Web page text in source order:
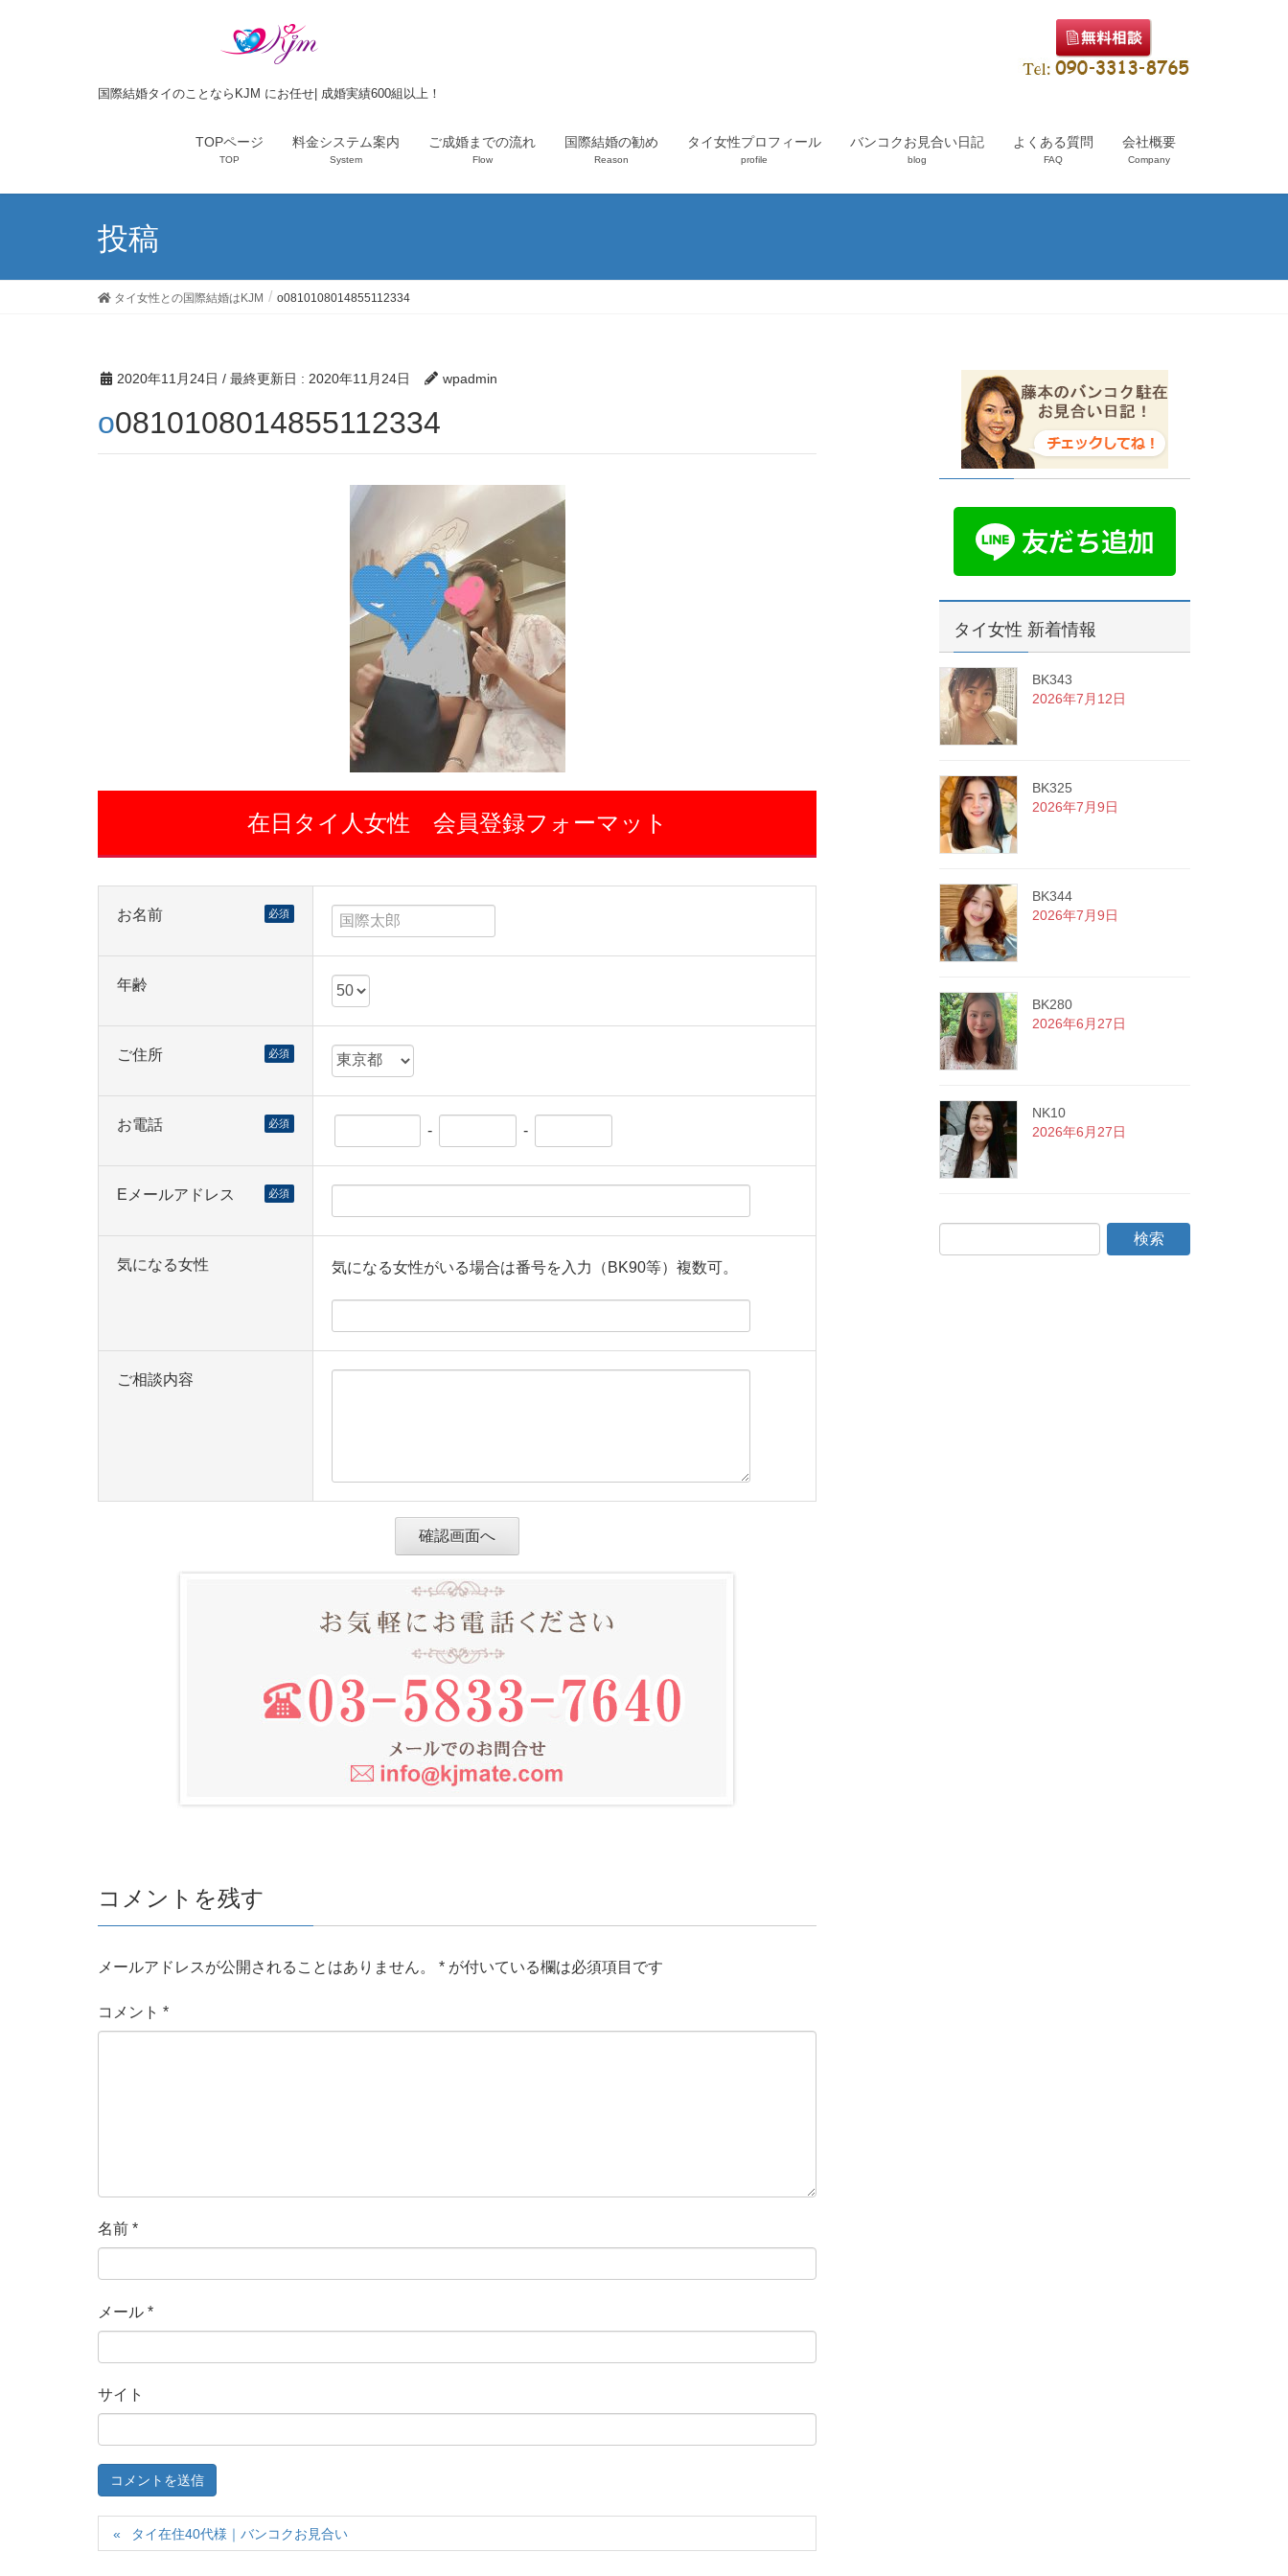
国際結婚タイのことならKJM にお任せ| 成婚実績600組以上！
TOPページ
TOP
料金システム案内
System
ご成婚までの流れ
Flow
国際結婚の勧め
Reason
タイ女性プロフィール
profile
バンコクお見合い日記
blog
よくある質問
FAQ
会社概要
Company
投稿
タイ女性との国際結婚はKJM o0810108014855112334
2020年11月24日 / 最終更新日 : 2020年11月24日 wpadmin
o0810108014855112334
在日タイ人女性 会員登録フォーマット
お名前 必須
年齢
ご住所 必須
お電話 必須 - -
Eメールアドレス 必須
気になる女性 気になる女性がいる場合は番号を入力（BK90等）複数可。
ご相談内容
コメントを残す
メールアドレスが公開されることはありません。 * が付いている欄は必須項目です
コメント *
名前 *
メール *
サイト
タイ在住40代様｜バンコクお見合い
タイ女性 新着情報
BK343
2026年7月12日
BK325
2026年7月9日
BK344
2026年7月9日
BK280
2026年6月27日
NK10
2026年6月27日